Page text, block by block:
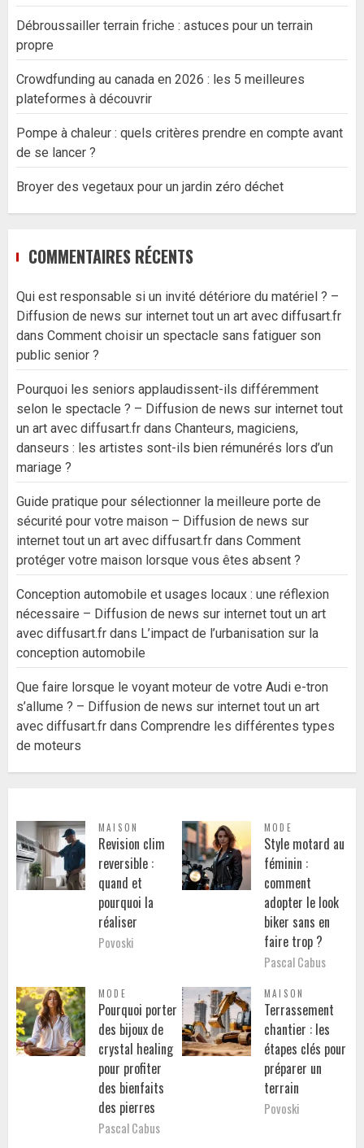
Débroussailler terrain friche : astuces pour un terrain
propre
Crowdfunding au canada en 2026 : les 5 meilleures
plateformes à découvrir
Pompe à chaleur : quels critères prendre en compte avant
de se lancer ?
Broyer des vegetaux pour un jardin zéro déchet
COMMENTAIRES RÉCENTS
Qui est responsable si un invité détériore du matériel ? –
Diffusion de news sur internet tout un art avec diffusart.fr
dans Comment choisir un spectacle sans fatiguer son
public senior ?
Pourquoi les seniors applaudissent-ils différemment
selon le spectacle ? – Diffusion de news sur internet tout
un art avec diffusart.fr dans Chanteurs, magiciens,
danseurs : les artistes sont-ils bien rémunérés lors d’un
mariage ?
Guide pratique pour sélectionner la meilleure porte de
sécurité pour votre maison – Diffusion de news sur
internet tout un art avec diffusart.fr dans Comment
protéger votre maison lorsque vous êtes absent ?
Conception automobile et usages locaux : une réflexion
nécessaire – Diffusion de news sur internet tout un art
avec diffusart.fr dans L’impact de l’urbanisation sur la
conception automobile
Que faire lorsque le voyant moteur de votre Audi e-tron
s’allume ? – Diffusion de news sur internet tout un art
avec diffusart.fr dans Comprendre les différentes types
de moteurs
MAISON
Revision clim
reversible :
quand et
pourquoi la
réaliser
Povoski
MODE
Style motard au
féminin :
comment
adopter le look
biker sans en
faire trop ?
Pascal Cabus
MODE
Pourquoi porter
des bijoux de
crystal healing
pour profiter
des bienfaits
des pierres
Pascal Cabus
MAISON
Terrassement
chantier : les
étapes clés pour
préparer un
terrain
Povoski